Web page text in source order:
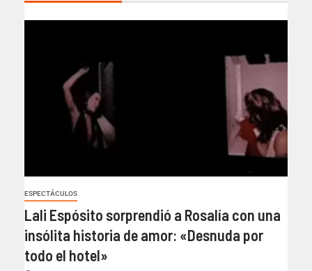
ESPECTÁCULOS
Lali Espósito sorprendió a Rosalía con una
insólita historia de amor: «Desnuda por
todo el hotel»